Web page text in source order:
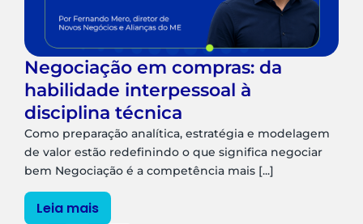
Negociação em compras: da
habilidade interpessoal à
disciplina técnica
Como preparação analítica, estratégia e modelagem
de valor estão redefinindo o que significa negociar
bem Negociação é a competência mais [...]
Leia mais